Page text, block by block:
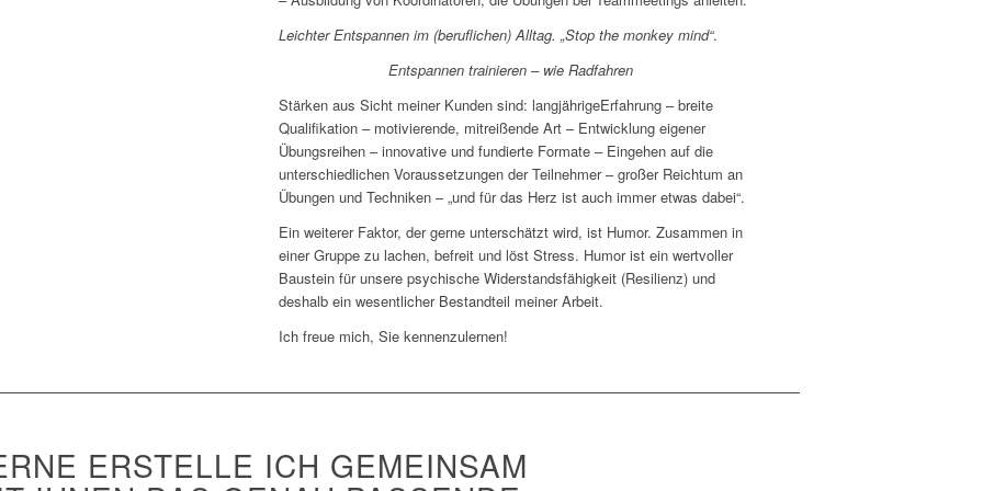
Leichter Entspannen im (beruflichen) Alltag. „Stop the monkey mind“.
Entspannen trainieren – wie Radfahren
Stärken aus Sicht meiner Kunden sind: langjährigeErfahrung – breite
Qualifikation – motivierende, mitreißende Art – Entwicklung eigener
Übungsreihen – innovative und fundierte Formate – Eingehen auf die
unterschiedlichen Voraussetzungen der Teilnehmer – großer Reichtum an
Übungen und Techniken – „und für das Herz ist auch immer etwas dabei“.
Ein weiterer Faktor, der gerne unterschätzt wird, ist Humor. Zusammen in
einer Gruppe zu lachen, befreit und löst Stress. Humor ist ein wertvoller
Baustein für unsere psychische Widerstandsfähigkeit (Resilienz) und
deshalb ein wesentlicher Bestandteil meiner Arbeit.
Ich freue mich, Sie kennenzulernen!
ERSTELLE ICH GEMEINSAM